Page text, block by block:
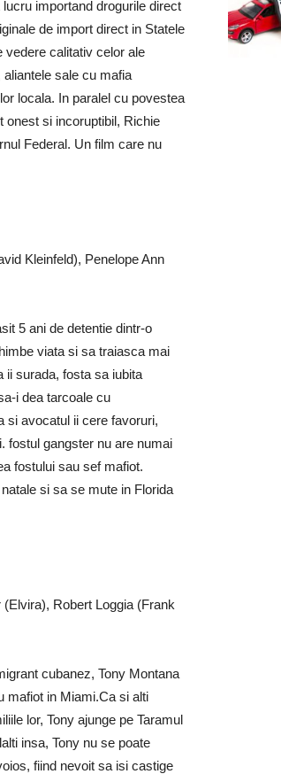
importand drogurile direct
de import direct in Statele
vedere calitativ celor ale
sale cu mafia
locala. In paralel cu povestea
onest si incoruptibil, Richie
Federal. Un film care nu
Kleinfeld), Penelope Ann
5 ani de detentie dintr-o
viata si sa traiasca mai
ii surada, fosta sa iubita
i dea tarcoale cu
si avocatul ii cere favoruri,
fostul gangster nu are numai
fostului sau sef mafiot.
si sa se mute in Florida
Robert Loggia (Frank
cubanez, Tony Montana
mafiot in Miami.Ca si alti
lor, Tony ajunge pe Taramul
insa, Tony nu se poate
fiind nevoit sa isi castige